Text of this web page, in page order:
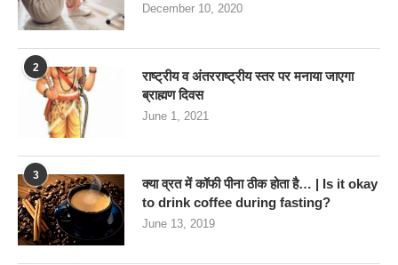
December 10, 2020
2
राष्ट्रीय व अंतरराष्ट्रीय स्तर पर मनाया जाएगा
ब्राह्मण दिवस
June 1, 2021
3
क्या व्रत में कॉफी पीना ठीक होता है… | Is it okay
to drink coffee during fasting?
June 13, 2019